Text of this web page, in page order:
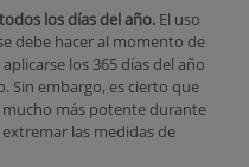
los días del año. El uso
debe hacer al momento de
los 365 días del año
Sin embargo, es cierto que
más potente durante
las medidas de